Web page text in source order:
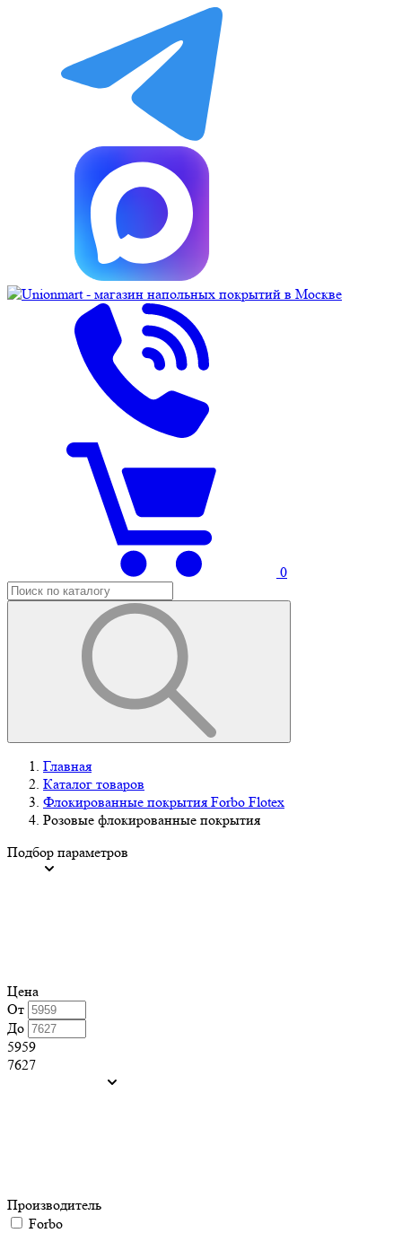
0
Главная
Каталог товаров
Флокированные покрытия Forbo Flotex
Розовые флокированные покрытия
Подбор параметров
Цена
От
До
5959
7627
Производитель
Forbo